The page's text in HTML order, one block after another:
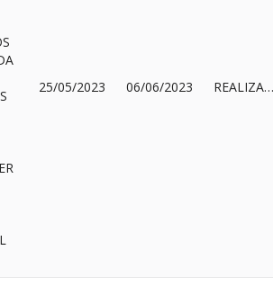
25/05/2023 06/06/2023 REALIZADO